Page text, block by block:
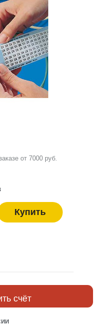
от 7000 руб.
Купить
счёт